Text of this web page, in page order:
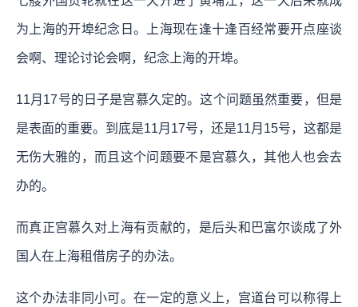
为上海的开埠纪念日。上海现在逢十逢百经常要开点座谈
会啊、理论讨论会啊，纪念上海的开埠。
11月17号的日子是宫慕久定的。这个问题虽然重要，但是
是表面的重要。到底是11月17号，还是11月15号，这都是
无伤大雅的，而且这个问题要不是宫慕久，其他人也会去
办的。
而真正宫慕久对上海有贡献的，是后头和巴富尔谈成了外
国人在上海租借房子的办法。
这个办法非同小可。在一定的意义上，宫道台可以称得上